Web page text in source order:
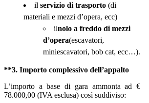
il servizio di trasporto (di
materiali e mezzi d’opera, ecc)
ilnolo a freddo di mezzi
d’opera(escavatori,
miniescavatori, bob cat, ecc…).
**3. Importo complessivo dell’appalto
L’importo a base di gara ammonta ad €
78.000,00 (IVA esclusa) così suddiviso: